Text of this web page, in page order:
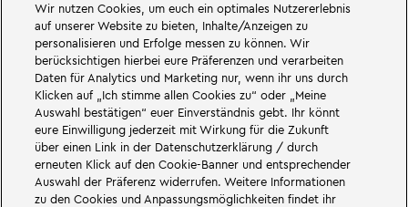
Großartiges erwartet euch in den Abenteuerwelten des Familien- und
Freizeitparks LEGOLAND Deutschland in Bayern. Erlebt spannende
Attraktionenund jede Menge LEGO® Spaß. LEGOLAND Deutschland Resort
ist einFreizeitparkfür Familien mit Kindern zwischen zwei und 12 Jahren.
Der LEGOLAND Park liegt bei Günzburg in Bayern. LEGOLAND Deutschland
ist einer der größten Freizeitparks in Bayern und einer der bekanntesten
und beliebtesten Freizeitparks in Deutschland. Der Themenpark bietet mit
68 Attraktionen und Achterbahnen ein einmaliges Erlebnis für Erwachsene
und Kinder. Neben dem Freizeitpark zählt auch ein Feriendorf mit
verschiedenen Möglichkeiten zurÜbernachtungzum LEGOLAND Resort.
Dort können Besucher in einerWaldabenteuer Lodge, im NINJAGO Quartier,
Pirateninsel Hotel, thematisierten Ferienhäusern, Ritterburgen, auf einem
Campingplatzund auch in Fässern übernachten.
Wir nutzen Cookies, um euch ein optimales Nutzererlebnis
auf unserer Website zu bieten, Inhalte/Anzeigen zu
personalisieren und Erfolge messen zu können. Wir
berücksichtigen hierbei eure Präferenzen und verarbeiten
Daten für Analytics und Marketing nur, wenn ihr uns durch
Klicken auf „Ich stimme allen Cookies zu“ oder „Meine
Auswahl bestätigen“ euer Einverständnis gebt. Ihr könnt
eure Einwilligung jederzeit mit Wirkung für die Zukunft
über einen Link in der Datenschutzerklärung / durch
erneuten Klick auf den Cookie-Banner und entsprechender
Auswahl der Präferenz widerrufen. Weitere Informationen
zu den Cookies und Anpassungsmöglichkeiten findet ihr